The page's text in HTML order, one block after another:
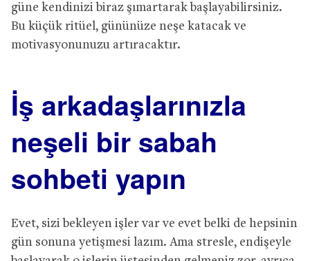
güne kendinizi biraz şımartarak başlayabilirsiniz.
Bu küçük ritüel, gününüze neşe katacak ve
motivasyonunuzu artıracaktır.
İş arkadaşlarınızla
neşeli bir sabah
sohbeti yapın
Evet, sizi bekleyen işler var ve evet belki de hepsinin
gün sonuna yetişmesi lazım. Ama stresle, endişeyle